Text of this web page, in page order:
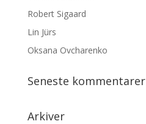
Robert Sigaard
Lin Jürs
Oksana Ovcharenko
Seneste kommentarer
Arkiver